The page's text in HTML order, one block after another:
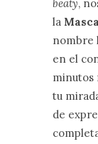
beaty,
la
nombre
en el
minutos
tu
de